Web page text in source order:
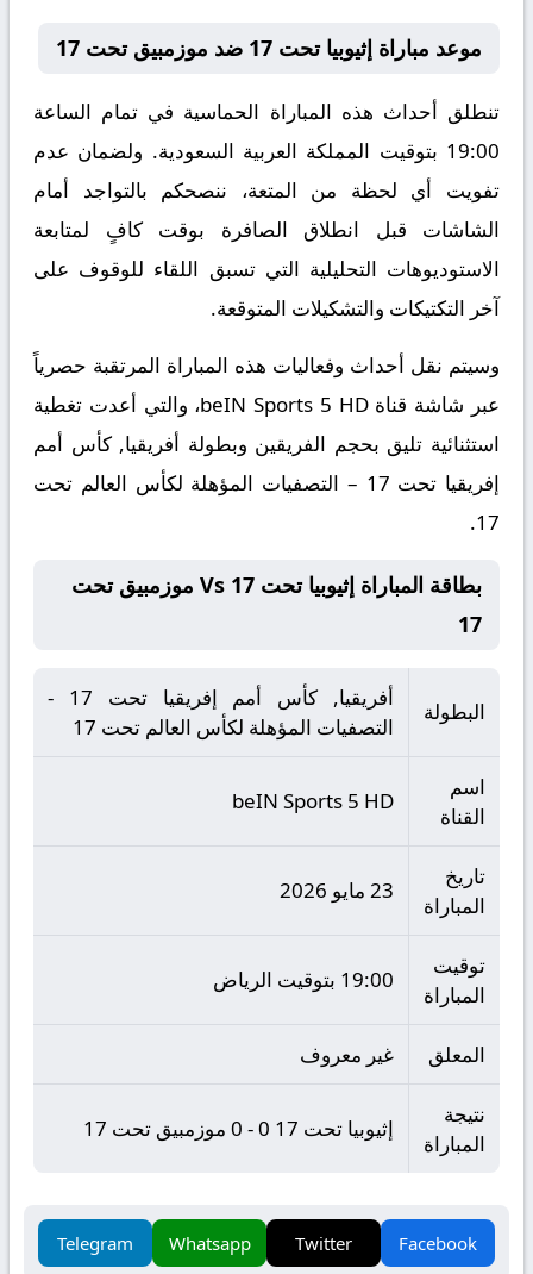
موعد مباراة إثيوبيا تحت 17 ضد موزمبيق تحت 17
تنطلق أحداث هذه المباراة الحماسية في تمام الساعة
19:00 بتوقيت المملكة العربية السعودية. ولضمان عدم
تفويت أي لحظة من المتعة، ننصحكم بالتواجد أمام
الشاشات قبل انطلاق الصافرة بوقت كافٍ لمتابعة
الاستوديوهات التحليلية التي تسبق اللقاء للوقوف على
آخر التكتيكات والتشكيلات المتوقعة.
​وسيتم نقل أحداث وفعاليات هذه المباراة المرتقبة حصرياً
عبر شاشة قناة beIN Sports 5 HD، والتي أعدت تغطية
استثنائية تليق بحجم الفريقين وبطولة أفريقيا, كأس أمم
إفريقيا تحت 17 – التصفيات المؤهلة لكأس العالم تحت
17.
بطاقة المباراة إثيوبيا تحت 17 Vs موزمبيق تحت
17
البطولة
أفريقيا, كأس أمم إفريقيا تحت 17 -
التصفيات المؤهلة لكأس العالم تحت 17
اسم
القناة
beIN Sports 5 HD
تاريخ
المباراة
23 مايو 2026
توقيت
المباراة
19:00 بتوقيت الرياض
المعلق غير معروف
نتيجة
المباراة
إثيوبيا تحت 17 0 - 0 موزمبيق تحت 17
Facebook
Twitter
Whatsapp
Telegram